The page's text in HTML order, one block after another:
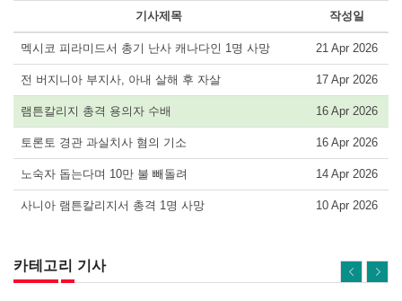
기사제목 작성일
멕시코 피라미드서 총기 난사 캐나다인 1명 사망 21 Apr 2026
전 버지니아 부지사, 아내 살해 후 자살 17 Apr 2026
램튼칼리지 총격 용의자 수배 16 Apr 2026
토론토 경관 과실치사 혐의 기소 16 Apr 2026
노숙자 돕는다며 10만 불 빼돌려 14 Apr 2026
사니아 램튼칼리지서 총격 1명 사망 10 Apr 2026
카테고리 기사